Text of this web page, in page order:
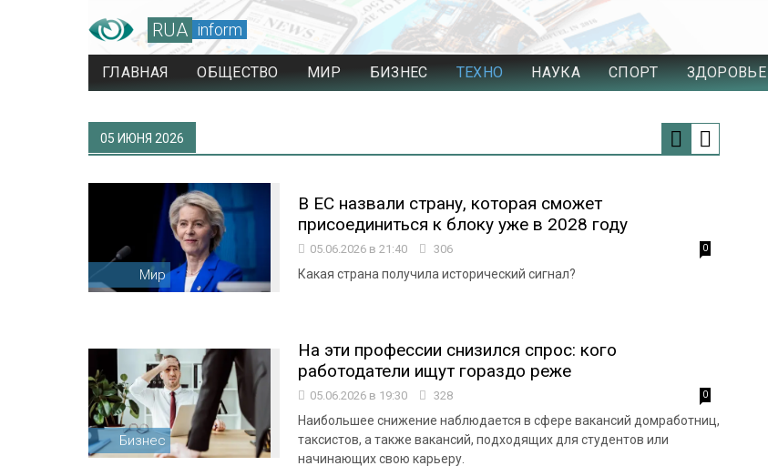
RUA inform
ГЛАВНАЯ ОБЩЕСТВО МИР БИЗНЕС ТЕХНО НАУКА СПОРТ ЗДОРОВЬЕ
05 ИЮНЯ 2026
Мир
В ЕС назвали страну, которая сможет
присоединиться к блоку уже в 2028 году
05.06.2026 в 21:40 306 0
Какая страна получила исторический сигнал?
Бизнес
На эти профессии снизился спрос: кого
работодатели ищут гораздо реже
05.06.2026 в 19:30 328 0
Наибольшее снижение наблюдается в сфере вакансий домработниц,
таксистов, а также вакансий, подходящих для студентов или
начинающих свою карьеру.